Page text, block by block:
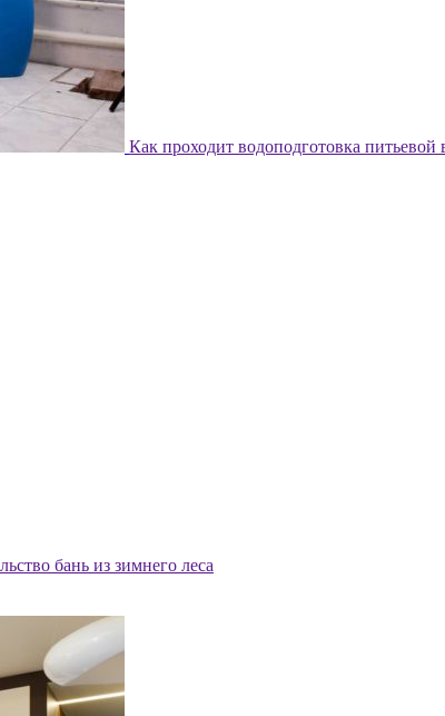
Как проходит водоподготовка питьевой
бань из зимнего леса